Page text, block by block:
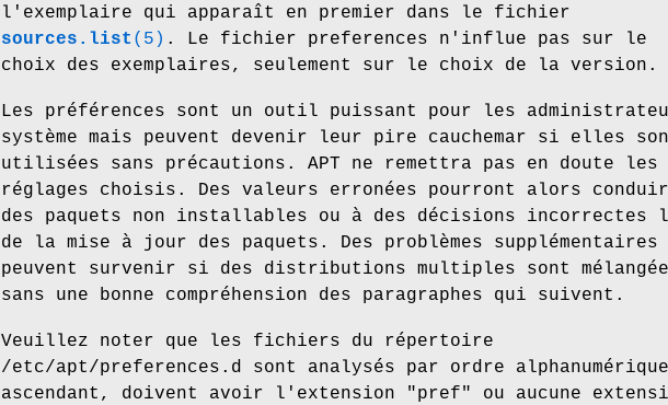
l'exemplaire qui apparaît en premier dans le fichier
sources.list (5) . Le fichier preferences n'influe pas sur le
choix des exemplaires, seulement sur le choix de la version.
Les préférences sont un outil puissant pour les
système mais peuvent devenir leur pire cauchemar si elles
utilisées sans précautions. APT ne remettra pas en doute les
réglages choisis. Des valeurs erronées pourront alors
des paquets non installables ou à des décisions incorrectes
de la mise à jour des paquets. Des problèmes supplémentaires
peuvent survenir si des distributions multiples sont
sans une bonne compréhension des paragraphes qui suivent.
Veuillez noter que les fichiers du répertoire
/etc/apt/preferences.d sont analysés par ordre alphanumérique
ascendant, doivent avoir l'extension "pref" ou aucune